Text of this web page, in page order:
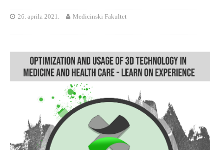
26. aprila 2021. Medicinski Fakultet